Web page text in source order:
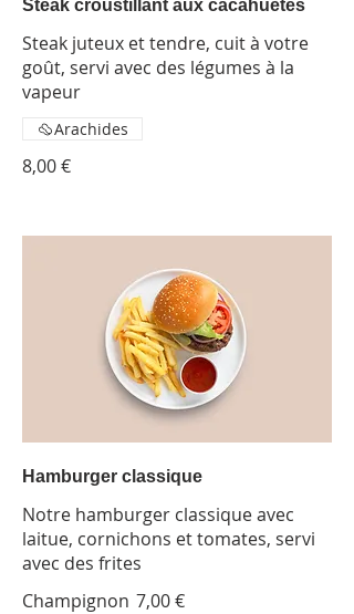
Steak croustillant aux cacahuètes
Steak juteux et tendre, cuit à votre
goût, servi avec des légumes à la
vapeur
8,00 €
Arachides
Hamburger classique
Notre hamburger classique avec
laitue, cornichons et tomates, servi
avec des frites
Champignon 7,00 €